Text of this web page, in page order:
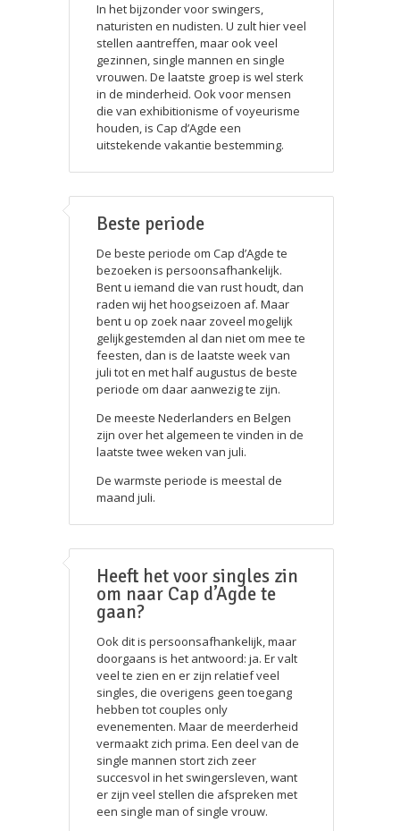
In het bijzonder voor swingers,
naturisten en nudisten. U zult hier veel
stellen aantreffen, maar ook veel
gezinnen, single mannen en single
vrouwen. De laatste groep is wel sterk
in de minderheid. Ook voor mensen
die van exhibitionisme of voyeurisme
houden, is Cap d’Agde een
uitstekende vakantie bestemming.
Beste periode
De beste periode om Cap d’Agde te
bezoeken is persoonsafhankelijk.
Bent u iemand die van rust houdt, dan
raden wij het hoogseizoen af. Maar
bent u op zoek naar zoveel mogelijk
gelijkgestemden al dan niet om mee te
feesten, dan is de laatste week van
juli tot en met half augustus de beste
periode om daar aanwezig te zijn.
De meeste Nederlanders en Belgen
zijn over het algemeen te vinden in de
laatste twee weken van juli.
De warmste periode is meestal de
maand juli.
Heeft het voor singles zin
om naar Cap d’Agde te
gaan?
Ook dit is persoonsafhankelijk, maar
doorgaans is het antwoord: ja. Er valt
veel te zien en er zijn relatief veel
singles, die overigens geen toegang
hebben tot couples only
evenementen. Maar de meerderheid
vermaakt zich prima. Een deel van de
single mannen stort zich zeer
succesvol in het swingersleven, want
er zijn veel stellen die afspreken met
een single man of single vrouw.